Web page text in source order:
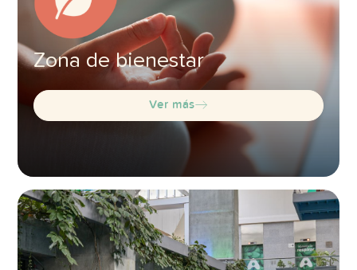
Zona de bienestar
Ver más